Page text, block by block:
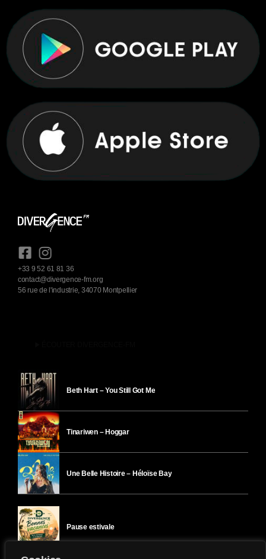
+33 9 52 61 81 36
contact@divergence-fm.org
56 rue de l'industrie, 34070 Montpellier
Beth Hart – You Still Got Me
Tinariwen – Hoggar
Une Belle Histoire – Héloïse Bay
Pause estivale